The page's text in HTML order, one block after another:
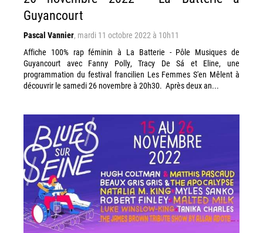
Guyancourt
Pascal Vannier, mardi 11 octobre 2022 à 10h11
Affiche 100% rap féminin à La Batterie - Pôle Musiques de
Guyancourt avec Fanny Polly, Tracy De Sá et Eline, une
programmation du festival francilien Les Femmes S'en Mêlent à
découvrir le samedi 26 novembre à 20h30. Après deux an...